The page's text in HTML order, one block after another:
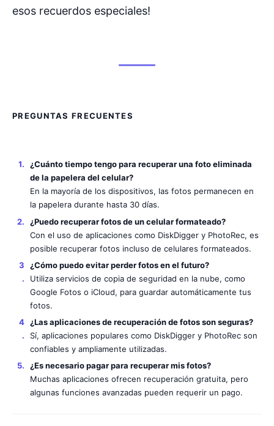
esos recuerdos especiales!
PREGUNTAS FRECUENTES
¿Cuánto tiempo tengo para recuperar una foto eliminada
de la papelera del celular?
En la mayoría de los dispositivos, las fotos permanecen en
la papelera durante hasta 30 días.
¿Puedo recuperar fotos de un celular formateado?
Con el uso de aplicaciones como DiskDigger y PhotoRec, es
posible recuperar fotos incluso de celulares formateados.
¿Cómo puedo evitar perder fotos en el futuro?
Utiliza servicios de copia de seguridad en la nube, como
Google Fotos o iCloud, para guardar automáticamente tus
fotos.
¿Las aplicaciones de recuperación de fotos son seguras?
Sí, aplicaciones populares como DiskDigger y PhotoRec son
confiables y ampliamente utilizadas.
¿Es necesario pagar para recuperar mis fotos?
Muchas aplicaciones ofrecen recuperación gratuita, pero
algunas funciones avanzadas pueden requerir un pago.